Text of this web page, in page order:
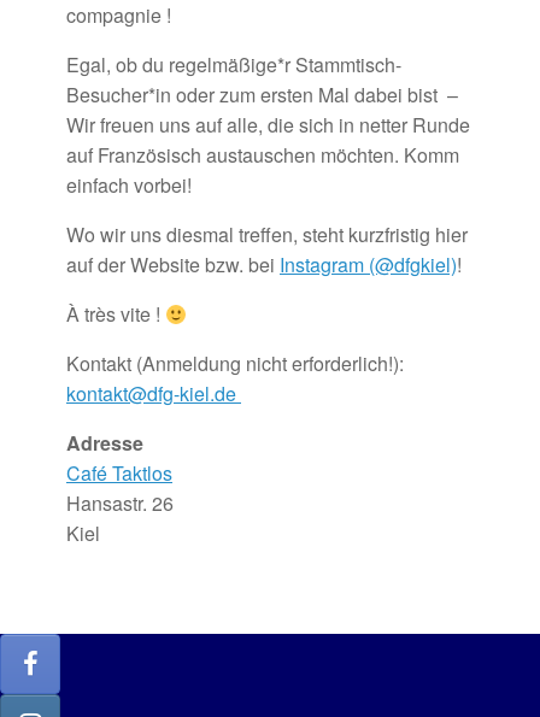
compagnie !
Egal, ob du regelmäßige*r Stammtisch-
Besucher*in oder zum ersten Mal dabei bist –
Wir freuen uns auf alle, die sich in netter Runde
auf Französisch austauschen möchten. Komm
einfach vorbei!
Wo wir uns diesmal treffen, steht kurzfristig hier
auf der Website bzw. bei Instagram (@dfgkiel)!
À très vite !
Kontakt (Anmeldung nicht erforderlich!):
kontakt@dfg-kiel.de
Adresse
Café Taktlos
Hansastr. 26
Kiel